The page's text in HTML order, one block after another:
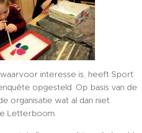
interesse is, heeft Sport
opgesteld. Op basis van de
organisatie wat al dan niet
Letterboom.